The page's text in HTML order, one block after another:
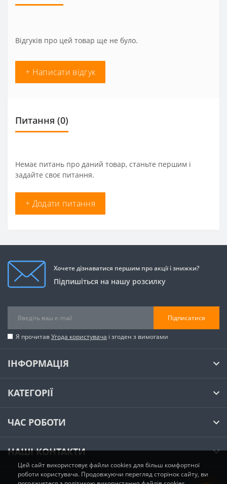
Відгуків про цей товар ще не було.
+ Написати відгук
Питання (0)
Немає питань про даний товар, станьте першим і
задайте своє питання.
+ Додати питання
Хочете дізнаватися першим про акції і знижки?
Підпишіться на нашу розсилку
Підписатися
Я прочитавУгода користувача і згоден з вимогами
ІНФОРМАЦІЯ
КАТЕГОРІЇ
ЧАС РОБОТИ
НАШІ КОНТАКТИ
Цей сайт використовує файли cookies для більш комфортної
роботи користувача. Продовжуючи перегляд сторінок сайту, ви